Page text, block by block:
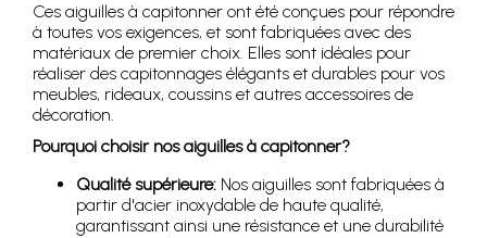
Ces aiguilles à capitonner ont été conçues pour répondre
à toutes vos exigences, et sont fabriquées avec des
matériaux de premier choix. Elles sont idéales pour
réaliser des capitonnages élégants et durables pour vos
meubles, rideaux, coussins et autres accessoires de
décoration.
Pourquoi choisir nos aiguilles à capitonner?
Qualité supérieure: Nos aiguilles sont fabriquées à
partir d'acier inoxydable de haute qualité,
garantissant ainsi une résistance et une durabilité